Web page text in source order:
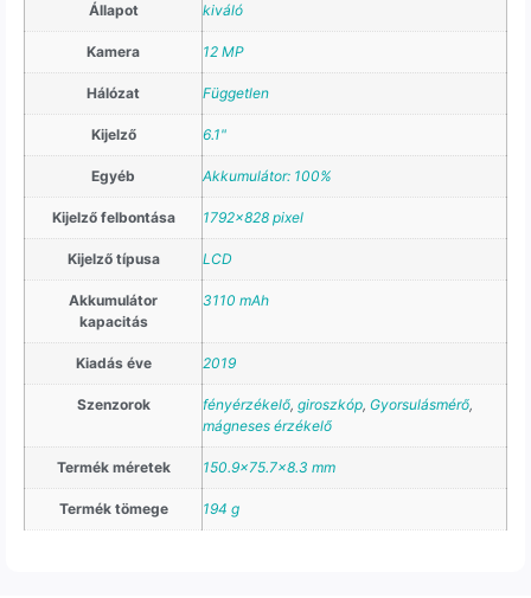
Állapot kiváló
Kamera 12 MP
Hálózat Független
Kijelző 6.1"
Egyéb Akkumulátor: 100%
Kijelző felbontása 1792×828 pixel
Kijelző típusa LCD
Akkumulátor
kapacitás
3110 mAh
Kiadás éve 2019
Szenzorok fényérzékelő, giroszkóp, Gyorsulásmérő,
mágneses érzékelő
Termék méretek 150.9×75.7×8.3 mm
Termék tömege 194 g